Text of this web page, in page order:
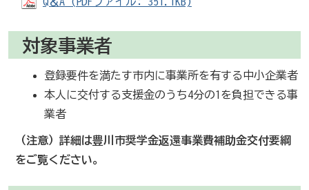
対象事業者
登録要件を満たす市内に事業所を有する中小企業者
本人に交付する支援金のうち4分の1を負担できる事
業者
（注意）詳細は豊川市奨学金返還事業費補助金交付要綱
をご覧ください。